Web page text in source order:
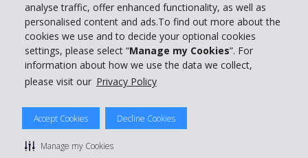
analyse traffic, offer enhanced functionality, as well as
personalised content and ads.To find out more about the
cookies we use and to decide your optional cookies
settings, please select “Manage my Cookies”. For
information about how we use the data we collect,
please visit our Privacy Policy
Accept Cookies Decline Cookies
Manage my Cookies
Réserver avec Hertz
Politique de confidentialité | Conditions d'utilisation du site
Conditions de location
Informations tarifaires